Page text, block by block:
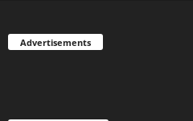
Advertisements